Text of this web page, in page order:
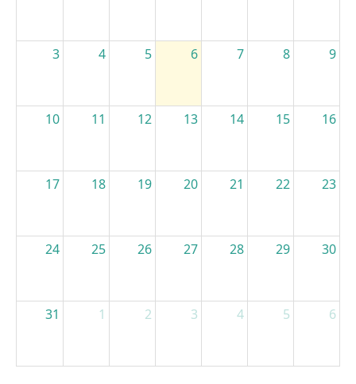
3 4 5 6 7 8 9
10 11 12 13 14 15 16
17 18 19 20 21 22 23
24 25 26 27 28 29 30
31 1 2 3 4 5 6